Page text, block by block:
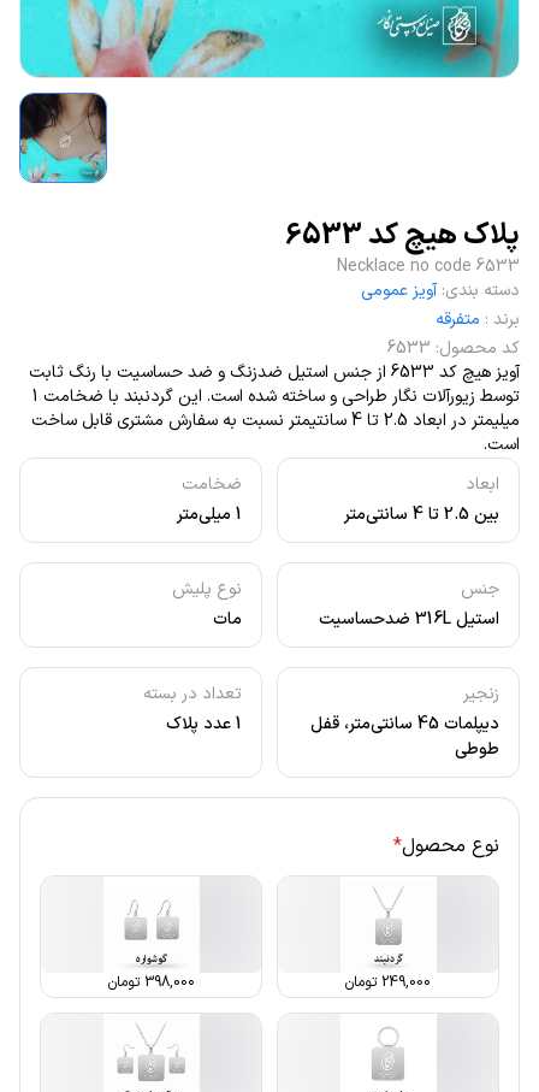
پلاک هیچ کد 6533
Necklace no code 6533
ابعاد
بین 2.5 تا 4 سانتی‌متر
ضخامت
1 میلی‌متر
جنس
استیل 316L ضدحساسیت
نوع پلیش
مات
زنجیر
دیپلمات 45 سانتی‌متر، قفل
طوطی
تعداد در بسته
1 عدد پلاک
دسته بندی: آویز عمومی
برند : متفرقه
کد محصول:
6533
آویز هیچ کد 6533 از جنس استیل ضدزنگ و ضد حساسیت با رنگ ثابت
توسط زیورآلات نگار طراحی و ساخته شده است. این گردنبند با ضخامت 1
میلیمتر در ابعاد 2.5 تا 4 سانتیمتر نسبت به سفارش مشتری قابل ساخت
است.
نوع محصول*
249,000 تومان 398,000 تومان